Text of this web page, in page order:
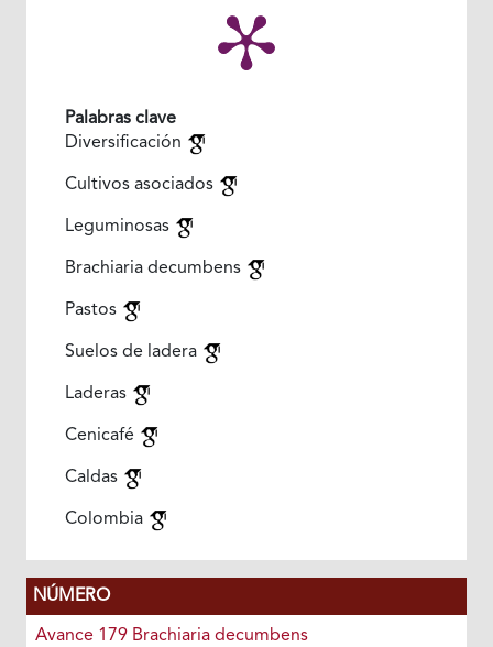
Palabras clave
Diversificación
Cultivos asociados
Leguminosas
Brachiaria decumbens
Pastos
Suelos de ladera
Laderas
Cenicafé
Caldas
Colombia
NÚMERO
Avance 179 Brachiaria decumbens